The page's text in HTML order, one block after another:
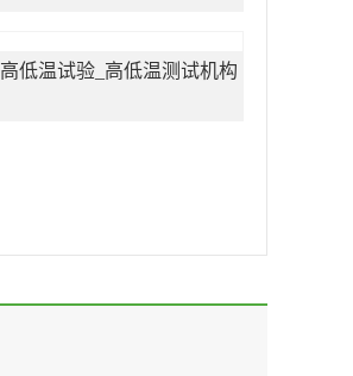
高低温试验_高低温测试机构